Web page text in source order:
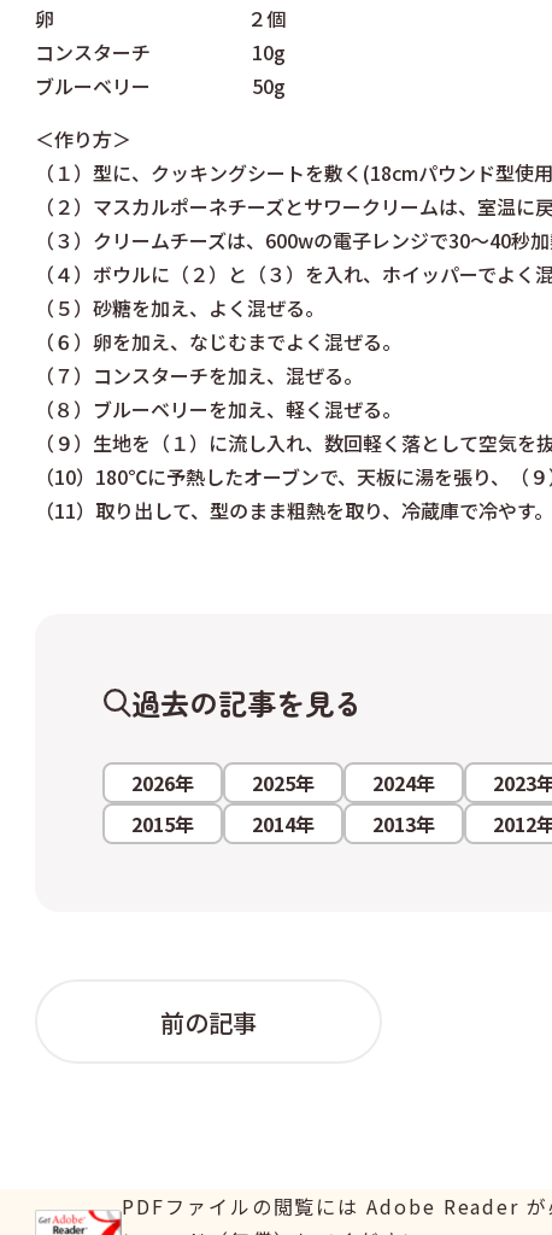
卵 ２個
コンスターチ 10g
ブルーベリー 50g
＜作り方＞
（１）型に、クッキングシートを敷く(18cmパウンド型使用
（２）マスカルポーネチーズとサワークリームは、室温に
（３）クリームチーズは、600wの電子レンジで30〜40秒
（４）ボウルに（２）と（３）を入れ、ホイッパーでよく混
（５）砂糖を加え、よく混ぜる。
（６）卵を加え、なじむまでよく混ぜる。
（７）コンスターチを加え、混ぜる。
（８）ブルーベリーを加え、軽く混ぜる。
（９）生地を（１）に流し入れ、数回軽く落として空気を抜
（10）180℃に予熱したオーブンで、天板に湯を張り、（９
（11）取り出して、型のまま粗熱を取り、冷蔵庫で冷やす。
過去の記事を見る
2026年 2025年 2024年 2023
2015年
2014年 2013年 2012
前の記事
PDFファイルの閲覧には Adobe Reader